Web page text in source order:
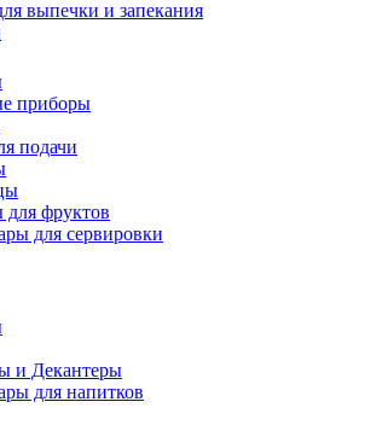
выпечки и запекания
приборы
подачи
фруктов
для сервировки
и Декантеры
для напитков